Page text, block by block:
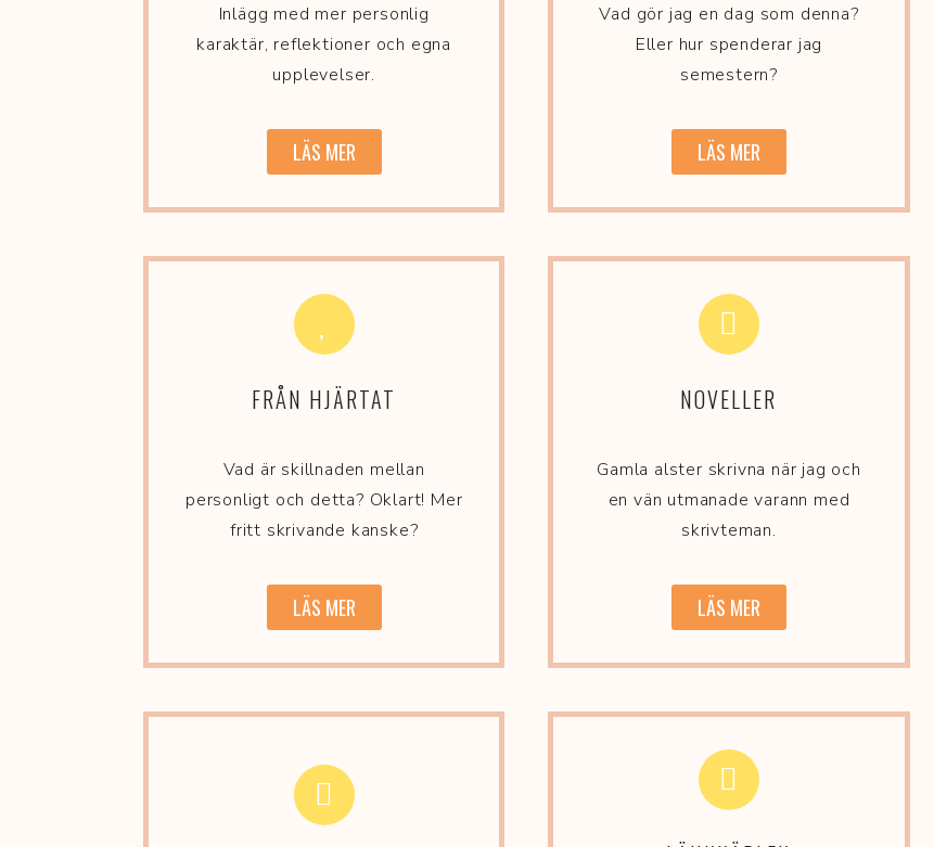
Inlägg med mer personlig
karaktär, reflektioner och egna
upplevelser.
LÄS MER
Vad gör jag en dag som denna?
Eller hur spenderar jag
semestern?
LÄS MER
FRÅN HJÄRTAT
Vad är skillnaden mellan
personligt och detta? Oklart! Mer
fritt skrivande kanske?
LÄS MER
NOVELLER
Gamla alster skrivna när jag och
en vän utmanade varann med
skrivteman.
LÄS MER